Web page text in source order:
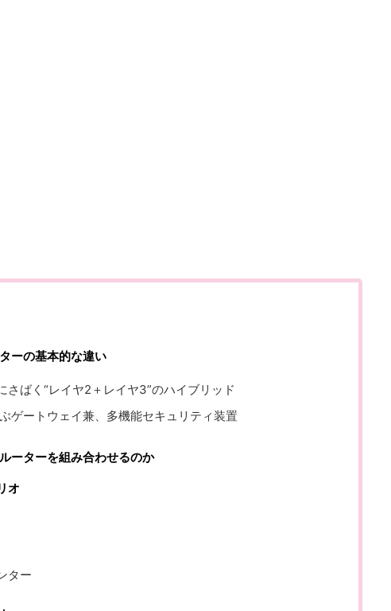
ーの基本的な違い
さばく“レイヤ2＋レイヤ3”のハイブリッド
ゲートウェイ兼、多機能セキュリティ装置
ーターを組み合わせるのか
オ
ター